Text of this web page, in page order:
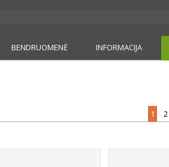
BENDRUOMENĖ INFORMACIJA
1 2